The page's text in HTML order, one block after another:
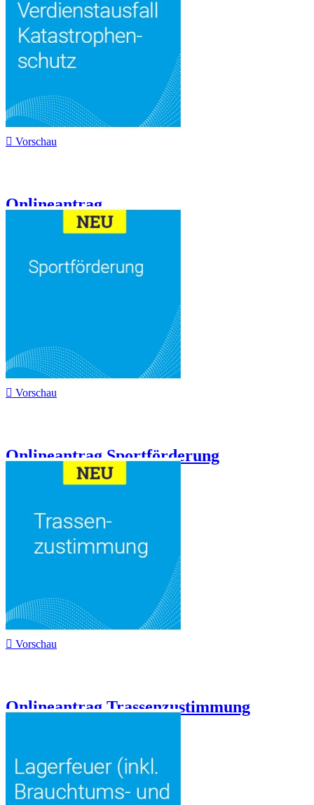
 Vorschau
Onlineantrag...
 Vorschau
Onlineantrag Sportförderung
 Vorschau
Onlineantrag Trassenzustimmung